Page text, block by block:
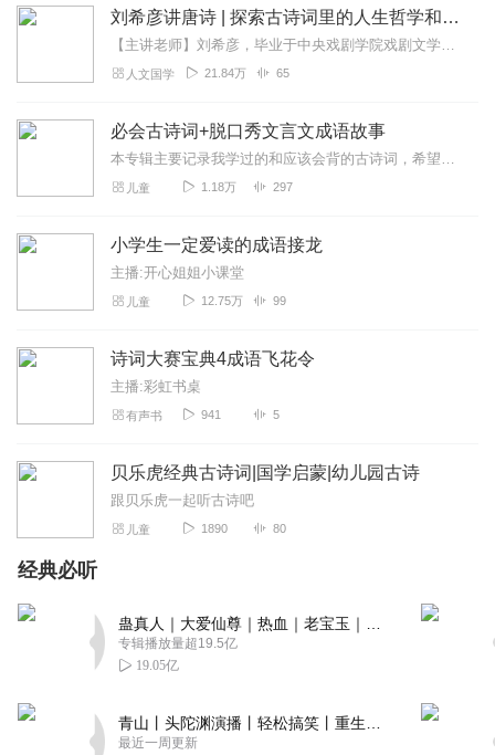
发芽丁
涨知识了！主播讲得也好棒啊强推！
子衿春秋
这个更涨知识啊！真好！！！
子衿书斋
果然涨知识，常来听听。。
梧叶秋声时
涨知识呀！这个必须支持！
哈拉休薄
盲盒，哈哈哈哈哈哈。期待更多的声音
古诗不错，音色也挺好，孩子非常爱听
2022-01-23
刘希彦讲唐诗 | 探索古诗词里的人生哲学和美学
【主讲老师】刘希彦，毕业于中央戏剧学院戏剧文学系，涉足文学、艺术、传统文化、中医等多个领域，传统文化研究者，独立学者，中医研究者。历任秋浦书院、竹山书院，上海廿...
人文国学 21.84万 65
必会古诗词+脱口秀文言文成语故事
本专辑主要记录我学过的和应该会背的古诗词，希望小学生的我们都能学好古诗词，先从朗读开始吧……
儿童 1.18万 297
小学生一定爱读的成语接龙
主播:开心姐姐小课堂
儿童 12.75万 99
诗词大赛宝典4成语飞花令
主播:彩虹书桌
有声书 941 5
贝乐虎经典古诗词|国学启蒙|幼儿园古诗
跟贝乐虎一起听古诗吧
儿童 1890 80
经典必听
专辑播放量超19.5亿
19.05亿
最近一周更新